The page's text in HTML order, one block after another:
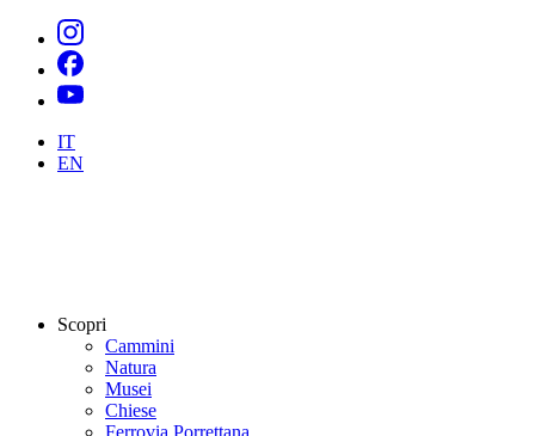
IT
EN
Scopri
Cammini
Natura
Musei
Chiese
Ferrovia Porrettana